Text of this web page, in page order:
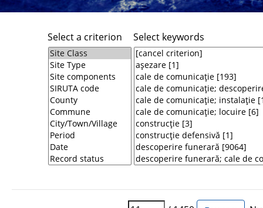
Select a criterion Select keywords